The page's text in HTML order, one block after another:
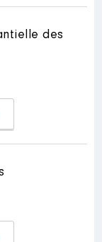
des